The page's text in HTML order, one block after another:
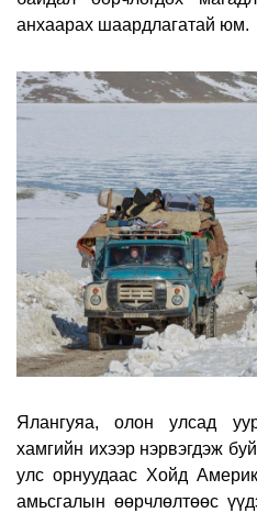
анхаарах шаардлагатай юм.
Ялангуяа, олон улсад
хамгийн ихээр нэрвэгдэж
улс орнуудаас Хойд
амьсгалын өөрчлөлтөөс